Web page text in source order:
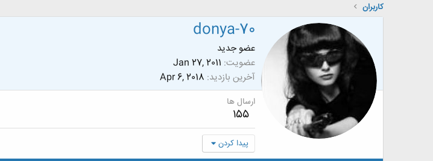
کاربران
donya-70
عضو جدید
عضویت Jan 27, 2011
آخرین بازدید Apr 6, 2018
ارسال ها
155
پیدا کردن